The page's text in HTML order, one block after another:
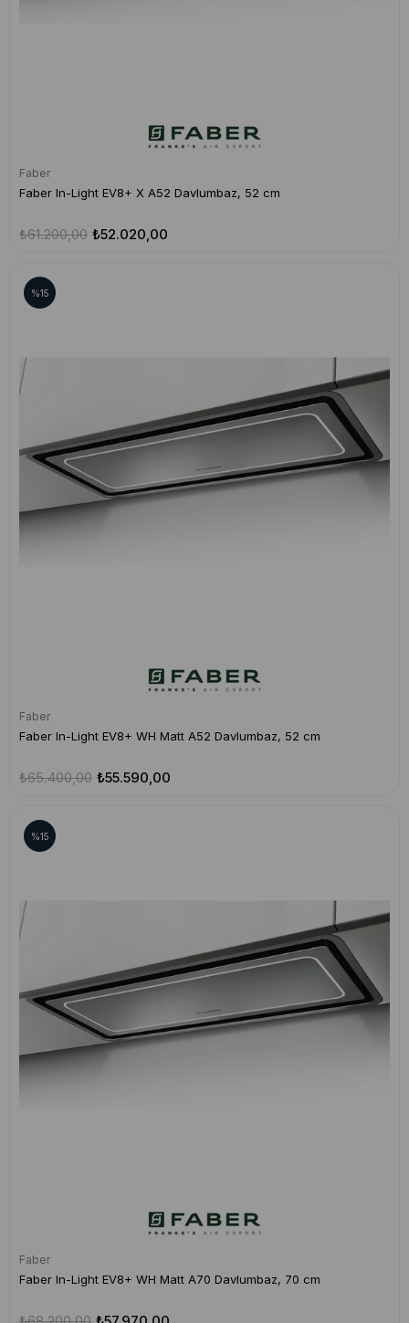
Faber
Faber In-Light EV8+ X A52 Davlumbaz, 52 cm
₺52.020,00
₺61.200,00
Faber
Faber In-Light EV8+ WH Matt A52 Davlumbaz, 52 cm
₺55.590,00
₺65.400,00
%15
Faber
Faber In-Light EV8+ WH Matt A70 Davlumbaz, 70 cm
%15